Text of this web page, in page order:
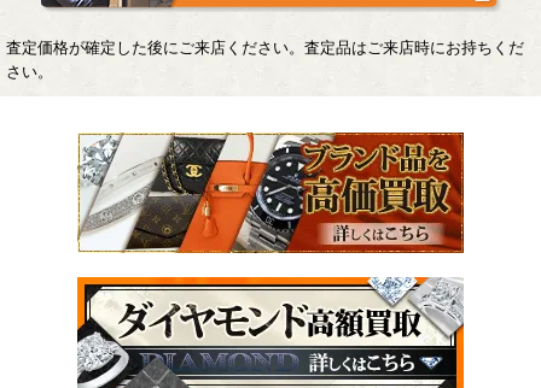
査定価格が確定した後にご来店ください。査定品はご来店時にお持ちくだ
さい。